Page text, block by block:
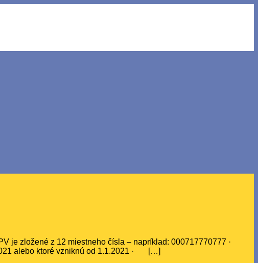
je zložené z 12 miestneho čísla – napríklad: 000717770777 ·
alebo ktoré vzniknú od 1.1.2021 · […]